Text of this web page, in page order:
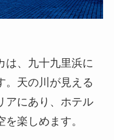
は、九十九里浜に
。天の川が見える
アにあり、ホテル
楽しめます。